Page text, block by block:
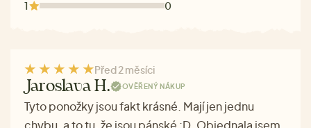
1
0
Před 2 měsíci
Jaroslava H. OVĚŘENÝ NÁKUP
Tyto ponožky jsou fakt krásné. Mají jen jednu
chybu, a to tu, že jsou pánské :D. Objednala jsem